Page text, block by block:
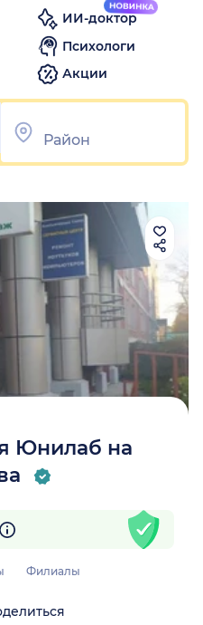
ИИ-доктор
Психологи
Акции
Юнилаб на
Филиалы